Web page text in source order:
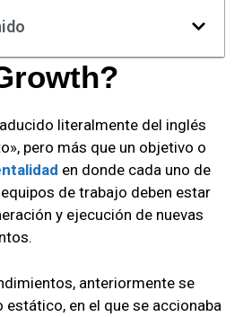
literalmente del inglés
pero más que un objetivo o
en donde cada uno de
de trabajo deben estar
y ejecución de nuevas
anteriormente se
estático, en el que se accionaba